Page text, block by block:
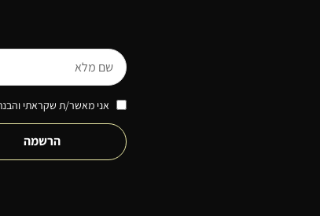
אני מאשר/ת שקראתי
הרשמה